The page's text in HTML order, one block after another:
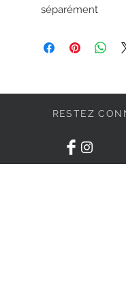
séparément
RESTEZ